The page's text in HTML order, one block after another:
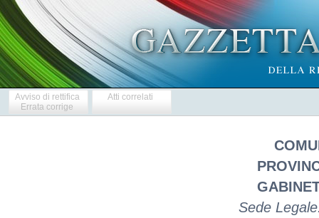
Avviso di rettifica
Errata corrige
Atti correlati
Sede